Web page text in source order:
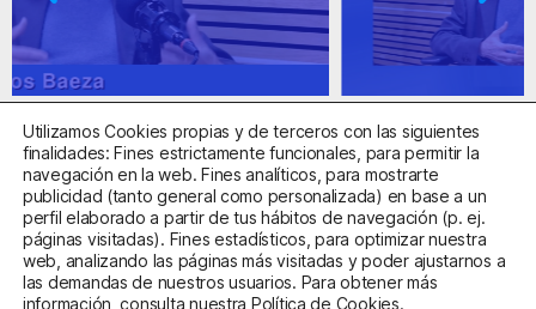
Centro Sanitario Autorizado con el código E08737002
Aviso LegalPolítica de PrivacidadPolítica de Cookies
Utilizamos Cookies propias y de terceros con las siguientes
finalidades: Fines estrictamente funcionales, para permitir la
navegación en la web. Fines analíticos, para mostrarte
publicidad (tanto general como personalizada) en base a un
perfil elaborado a partir de tus hábitos de navegación (p. ej.
páginas visitadas). Fines estadísticos, para optimizar nuestra
web, analizando las páginas más visitadas y poder ajustarnos a
las demandas de nuestros usuarios. Para obtener más
información, consulta nuestra Política de Cookies.